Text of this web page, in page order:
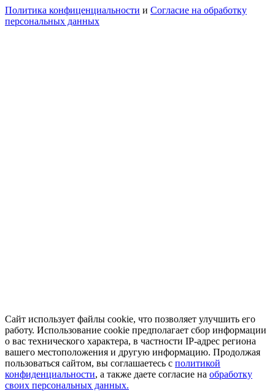
Политика конфиценциальности и Согласие на обработку
персональных данных
Сайт использует файлы cookie, что позволяет улучшить его
работу. Использование cookie предполагает сбор информации
о вас технического характера, в частности IP-адрес региона
вашего местоположения и другую информацию. Продолжая
пользоваться сайтом, вы соглашаетесь с политикой
конфиденциальности, а также даете согласие на обработку
своих персональных данных.